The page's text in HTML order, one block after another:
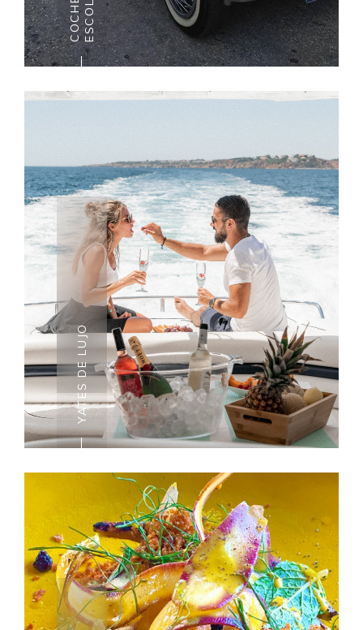
Admira Malta con estilo, a bordo
de los legendarios y fascinantes
coches antiguos mientras evoca
la admiración de los transeúntes
mientras recorres triunfalmente
las calles de Malta.
YATES DE LUJO
YATES DE LUJO
Está la buena vida y luego está
la vida en un yate. Las islas
maltesas son el lugar perfecto
para la vida en yates. Déjate
mimar por las suaves olas del